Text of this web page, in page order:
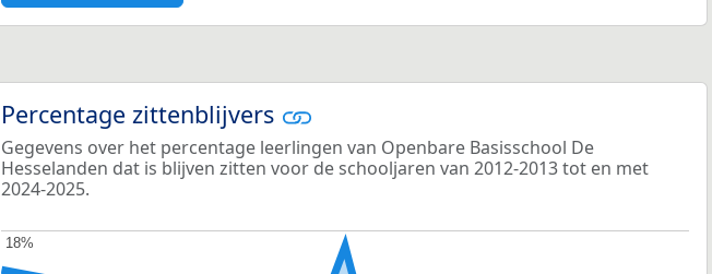
Percentage zittenblijvers
Gegevens over het percentage leerlingen van Openbare Basisschool De
Hesselanden dat is blijven zitten voor de schooljaren van 2012-2013 tot en met
2024-2025.
18%
18%